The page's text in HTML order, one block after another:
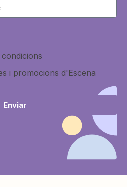
i promocions d'Escena
Enviar